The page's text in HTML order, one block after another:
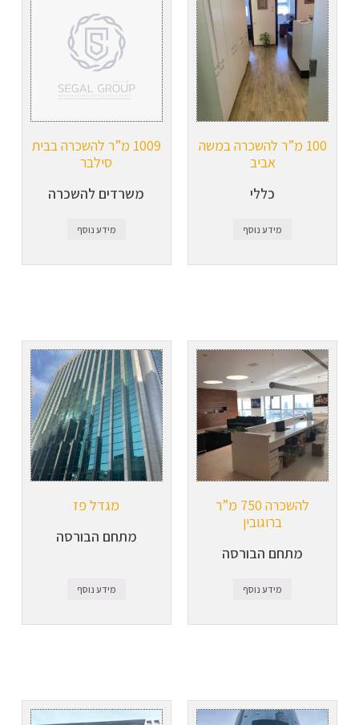
100 מ”ר להשכרה במשה
אביב
כללי
מידע נוסף
1009 מ”ר להשכרה בבית
סילבר
משרדים להשכרה
מידע נוסף
להשכרה 750 מ”ר
ברוגובין
מתחם הבורסה
מידע נוסף
מגדל פז
מתחם הבורסה
מידע נוסף